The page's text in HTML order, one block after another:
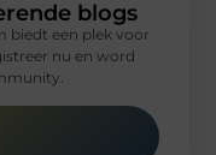
blogs
biedt een plek voor
nu en word